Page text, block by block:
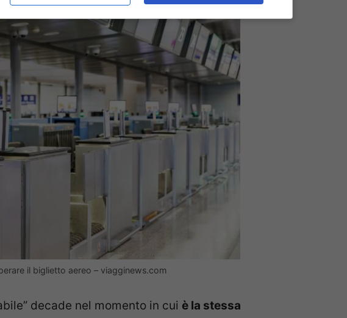
il biglietto aereo – viagginews.com
decade nel momento in cui è la stessa